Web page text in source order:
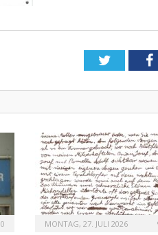
Twitter
0 MONTAG, 27. JULI 2026